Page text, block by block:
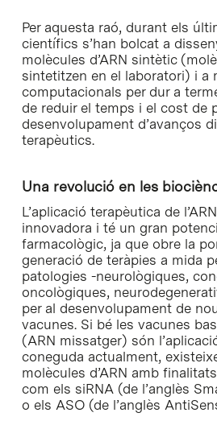
Per aquesta raó, durant els
científics s’han bolcat a
molècules d’ARN sintètic
sintetitzen en el laboratori) i a
computacionals per dur a
de reduir el temps i el cost de
desenvolupament d’avanços
terapèutics.
Una revolució en les
L’aplicació terapèutica de
innovadora i té un gran
farmacològic, ja que obre la
generació de teràpies a mida
patologies -neurològiques,
oncològiques,
per al desenvolupament de
vacunes. Si bé les vacunes
(ARN missatger) són
coneguda actualment,
molècules d’ARN amb
com els siRNA (de l’anglès
o els ASO (de l’anglès